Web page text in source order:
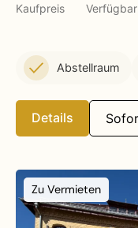
Kaufpreis Verfügbar
Abstellraum
Details
Zu Vermieten